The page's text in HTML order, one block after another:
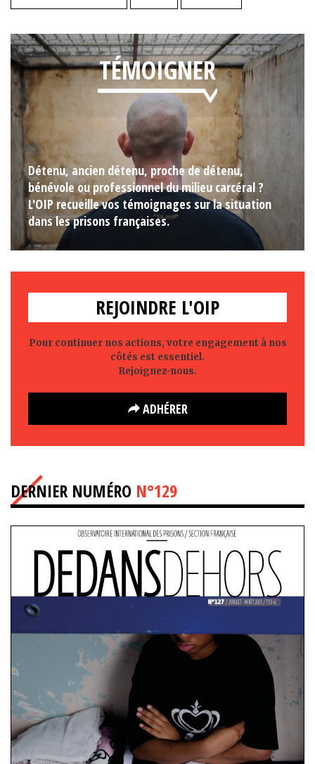
TÉMOIGNER
Détenu, ancien détenu, proche de détenu,
bénévole ou professionnel du milieu carcéral ?
L'OIP recueille vos témoignages sur la situation
dans les prisons françaises.
REJOINDRE L'OIP
Pour continuer nos actions, votre engagement à nos
côtés est essentiel.
Rejoignez-nous.
ADHÉRER
DERNIER NUMÉRO N°129